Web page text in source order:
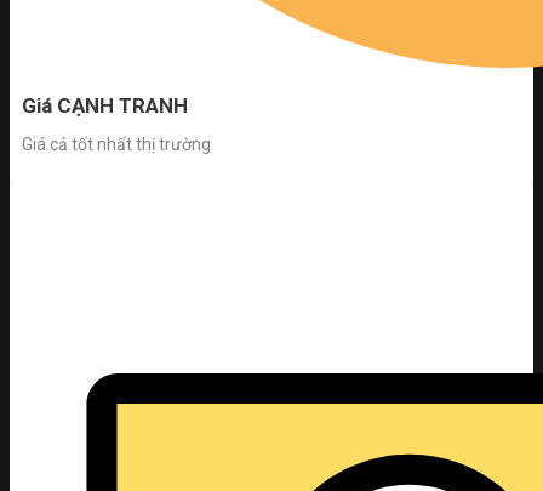
Giá CẠNH TRANH
Giá cả tốt nhất thị trường